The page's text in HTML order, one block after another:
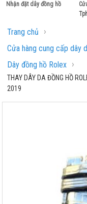
Nhận đặt dây đồng hồ
Trang chủ ›
Cửa hàng cung cấp dây
Dây đồng hồ Rolex ›
THAY DÂY DA ĐỒNG HỒ
2019